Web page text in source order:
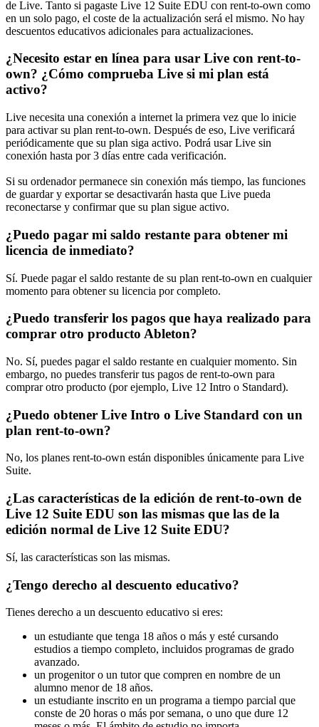
de Live. Tanto si pagaste Live 12 Suite EDU con rent-to-own como
en un solo pago, el coste de la actualización será el mismo. No hay
descuentos educativos adicionales para actualizaciones.
¿Necesito estar en línea para usar Live con rent-to-
own? ¿Cómo comprueba Live si mi plan está
activo?
Live necesita una conexión a internet la primera vez que lo inicie
para activar su plan rent-to-own. Después de eso, Live verificará
periódicamente que su plan siga activo. Podrá usar Live sin
conexión hasta por 3 días entre cada verificación.
Si su ordenador permanece sin conexión más tiempo, las funciones
de guardar y exportar se desactivarán hasta que Live pueda
reconectarse y confirmar que su plan sigue activo.
¿Puedo pagar mi saldo restante para obtener mi
licencia de inmediato?
Sí. Puede pagar el saldo restante de su plan rent-to-own en cualquier
momento para obtener su licencia por completo.
¿Puedo transferir los pagos que haya realizado para
comprar otro producto Ableton?
No. Sí, puedes pagar el saldo restante en cualquier momento. Sin
embargo, no puedes transferir tus pagos de rent-to-own para
comprar otro producto (por ejemplo, Live 12 Intro o Standard).
¿Puedo obtener Live Intro o Live Standard con un
plan rent-to-own?
No, los planes rent-to-own están disponibles únicamente para Live
Suite.
¿Las características de la edición de rent-to-own de
Live 12 Suite EDU son las mismas que las de la
edición normal de Live 12 Suite EDU?
Sí, las características son las mismas.
¿Tengo derecho al descuento educativo?
Tienes derecho a un descuento educativo si eres:
un estudiante que tenga 18 años o más y esté cursando
estudios a tiempo completo, incluidos programas de grado
avanzado.
un progenitor o un tutor que compren en nombre de un
alumno menor de 18 años.
un estudiante inscrito en un programa a tiempo parcial que
conste de 20 horas o más por semana, o uno que dure 12